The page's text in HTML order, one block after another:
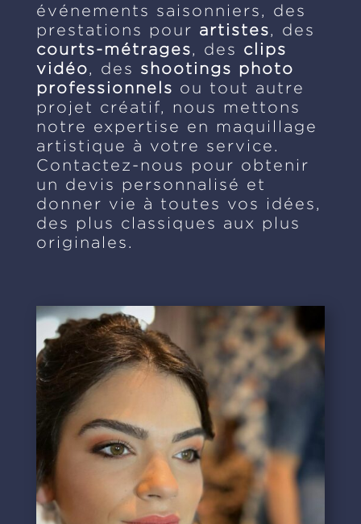
événements saisonniers, des
prestations pour artistes , des
courts-métrages , des clips
vidéo , des shootings photo
professionnels ou tout autre
projet créatif, nous mettons
notre expertise en maquillage
artistique à votre service.
Contactez-nous pour obtenir
un devis personnalisé et
donner vie à toutes vos idées,
des plus classiques aux plus
originales.